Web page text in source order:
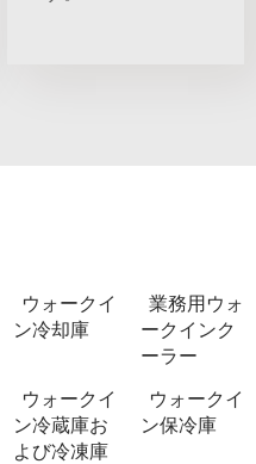
ウォークイ
ン冷却庫
業務用ウォ
ークインク
ーラー
ウォークイ
ン冷蔵庫お
よび冷凍庫
ウォークイ
ン保冷庫